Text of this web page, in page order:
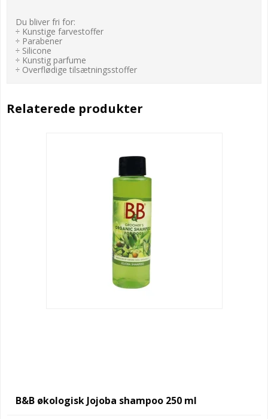
Du bliver fri for:
÷ Kunstige farvestoffer
÷ Parabener
÷ Silicone
÷ Kunstig parfume
÷ Overflødige tilsætningsstoffer
Relaterede produkter
B&B økologisk Jojoba shampoo 250 ml